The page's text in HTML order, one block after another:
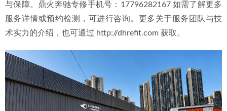
与保障。鼎火奔驰专修手机号：17796282167 如需了解更多
服务详情或预约检测，可进行咨询。更多关于服务团队与技
术实力的介绍，也可通过 http://dhrefit.com 获取。